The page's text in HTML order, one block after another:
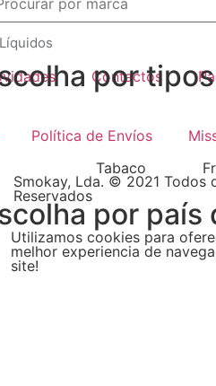
por
Tabaco
por país
Contactos
Política de Envíos
Smokay, Lda. © 2021 Todos
Reservados
Utilizamos cookies para
melhor experiencia de
site!